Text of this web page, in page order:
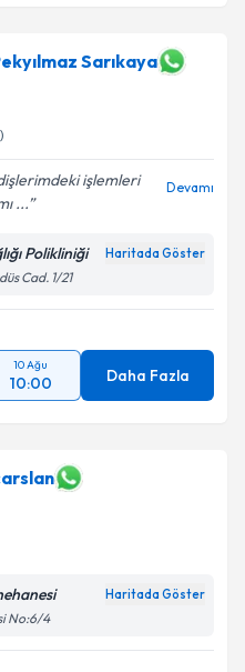
için randevu takvimi talebi
randevu almanız için bir
ile bilgilendireceğiz.
ilişkin
Aydınlatma
verilerimin belirtilen
Gönder
Sarıkaya
işlemleri
...
Devamı
Polikliniği Haritada Göster
Cad. 1/21
10 Ağu
10:00 Daha Fazla
Haritada Göster
No:6/4